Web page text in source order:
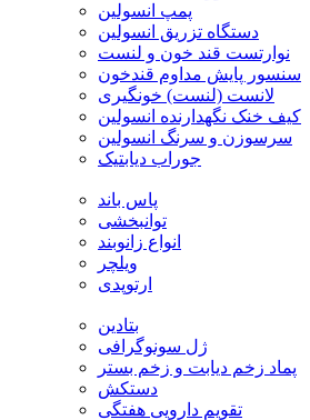
پمپ انسولین
دستگاه تزریق انسولین
نوارتست قند خون و لنست
سنسور پایش مداوم قندخون
لانست (لنست) خونگیری
کیف خنک نگهدارنده انسولین
سرسوزن و سرنگ انسولین
جوراب دیابتیک
پاس باند
توانبخشی
انواع زانوبند
ویلچر
ارتوپدی
بتادین
ژل سونوگرافی
پماد زخم دیابت و زخم بستر
دستکش
تقویم دارویی هفتگی